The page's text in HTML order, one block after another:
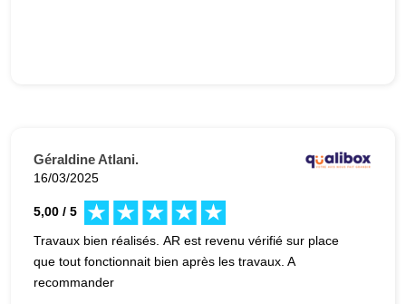
Géraldine Atlani.
16/03/2025
5,00 / 5
Travaux bien réalisés. AR est revenu vérifié sur place
que tout fonctionnait bien après les travaux. A
recommander